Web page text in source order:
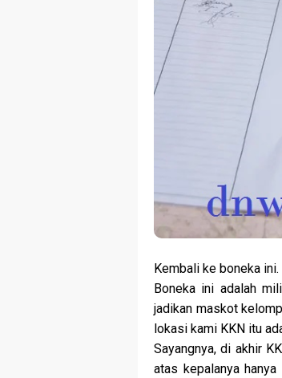
Kembali ke boneka ini.
Boneka ini adalah
jadikan maskot
lokasi kami KKN itu
Sayangnya, di akhir
atas kepalanya